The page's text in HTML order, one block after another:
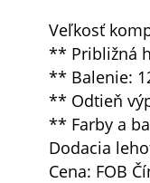
Veľkosť
** Približná
** Balenie:
** Odtieň
** Farby a
Dodacia
Cena: FOB